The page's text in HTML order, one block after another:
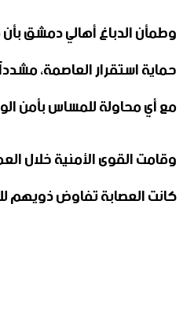
وطمأن الدباغ أهالي دمشق
حماية استقرار العاصمة،
مع أي محاولة للمساس بأمن
كانت العصابة تفاوض ذويهم